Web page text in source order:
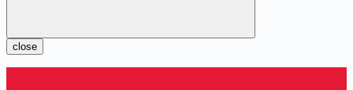
close